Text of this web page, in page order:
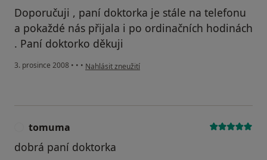
Doporučuji , paní doktorka je stále na telefonu
a pokaždé nás přijala i po ordinačních hodinách
. Paní doktorko děkuji
3. prosince 2008 • • • podle názoru uživatele Alena
Nahlásit zneužití
tomuma
dobrá paní doktorka